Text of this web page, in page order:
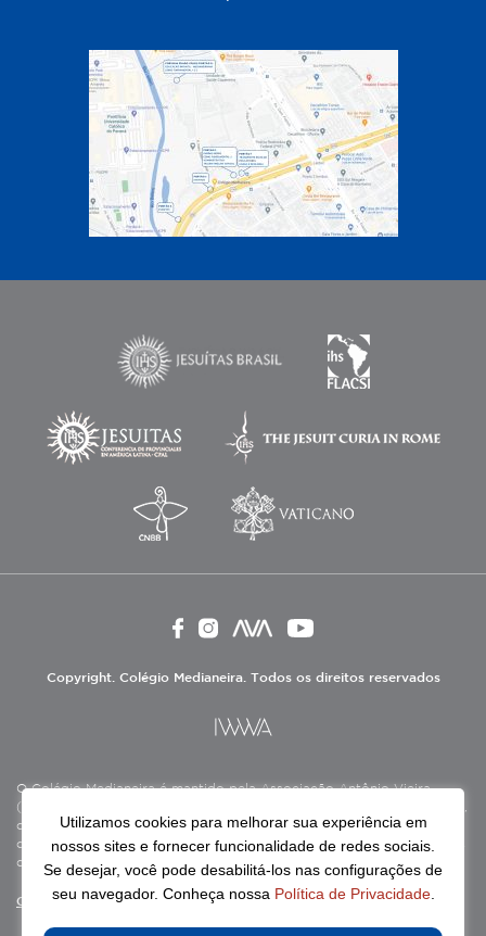
Copyright. Colégio Medianeira. Todos os direitos reservados
O Colégio Medianeira é mantido pela Associação Antônio Vieira
(ASAV), instituição de direito privado sem fins lucrativos, filantrópica,
de natureza educativa, cultural, assistencial e beneficente, certificada
como Entidade Beneficente de Assistência Social (CEBAS), nas áreas
de educação e assistência social.
Continue lendo
Utilizamos cookies para melhorar sua experiência em
nossos sites e fornecer funcionalidade de redes sociais.
Se desejar, você pode desabilitá-los nas configurações de
seu navegador. Conheça nossa Política de Privacidade.